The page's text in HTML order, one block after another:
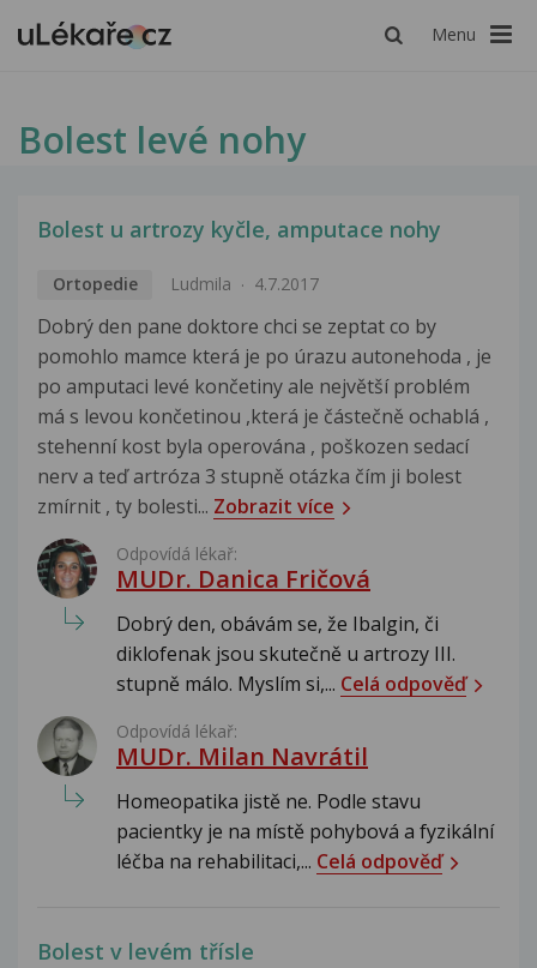
Menu
Bolest levé nohy
Bolest u artrozy kyčle, amputace nohy
Ortopedie Ludmila 4.7.2017
Dobrý den pane doktore chci se zeptat co by
pomohlo mamce která je po úrazu autonehoda , je
po amputaci levé končetiny ale největší problém
má s levou končetinou ,která je částečně ochablá ,
stehenní kost byla operována , poškozen sedací
nerv a teď artróza 3 stupně otázka čím ji bolest
zmírnit , ty bolesti... Zobrazit více
Odpovídá lékař:
MUDr. Danica Fričová
Dobrý den, obávám se, že Ibalgin, či
diklofenak jsou skutečně u artrozy III.
stupně málo. Myslím si,... Celá odpověď
Odpovídá lékař:
MUDr. Milan Navrátil
Homeopatika jistě ne. Podle stavu
pacientky je na místě pohybová a fyzikální
léčba na rehabilitaci,... Celá odpověď
Bolest v levém třísle